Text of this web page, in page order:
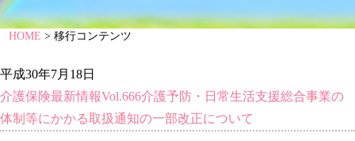
HOME > 移行コンテンツ
平成30年7月18日
介護保険最新情報Vol.666介護予防・日常生活支援総合事業の
体制等にかかる取扱通知の一部改正について